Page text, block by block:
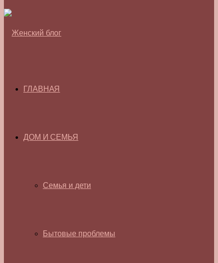
ГЛАВНАЯ
ДОМ И СЕМЬЯ
Семья и дети
Бытовые проблемы